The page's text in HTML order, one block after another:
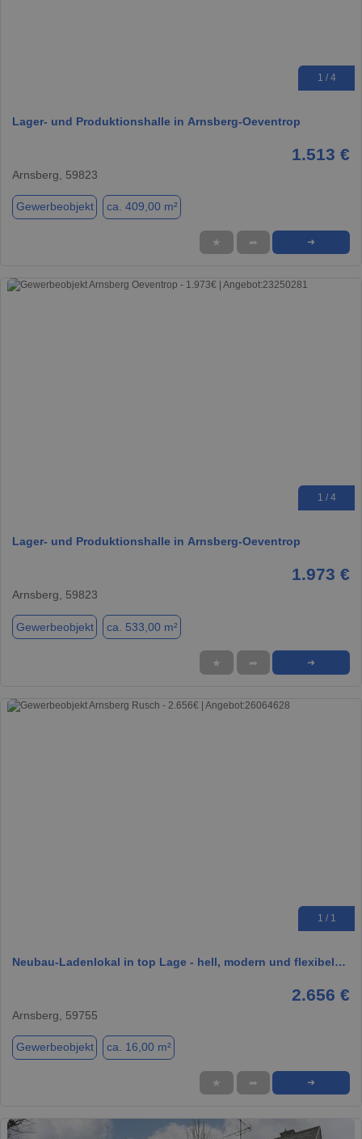
1 / 4
Lager- und Produktionshalle in Arnsberg-Oeventrop
1.513 €
Arnsberg, 59823
Gewerbeobjekt ca. 409,00 m²
★ ➦ ➜
1 / 4
Lager- und Produktionshalle in Arnsberg-Oeventrop
1.973 €
Arnsberg, 59823
Gewerbeobjekt ca. 533,00 m²
★ ➦ ➜
1 / 1
Neubau-Ladenlokal in top Lage - hell, modern und flexibel…
2.656 €
Arnsberg, 59755
Gewerbeobjekt ca. 16,00 m²
★ ➦ ➜